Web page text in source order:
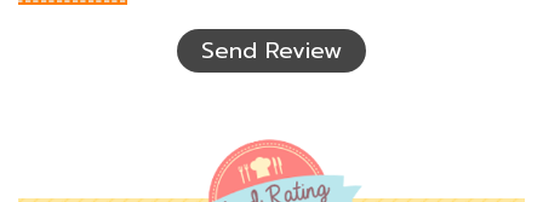
Send Review